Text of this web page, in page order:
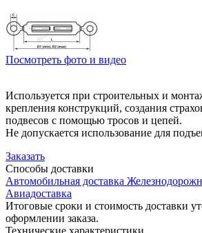
Посмотреть фото и видео
Используется при строительных и
крепления конструкций, создания
подвесов с помощью тросов и цепей.
Не допускается использование для
Заказать
Способы доставки
Автомобильная доставка
Авиадоставка
Итоговые сроки и стоимость доставки
оформлении заказа.
Технические характеристики